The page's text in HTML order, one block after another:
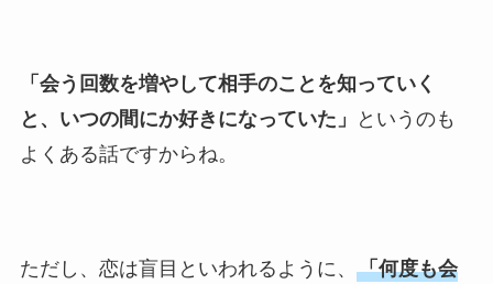
「会う回数を増やして相手のことを知っていく
と、いつの間にか好きになっていた」
というのも
よくある話ですからね。
ただし、恋は盲目といわれるように、 「何度も会